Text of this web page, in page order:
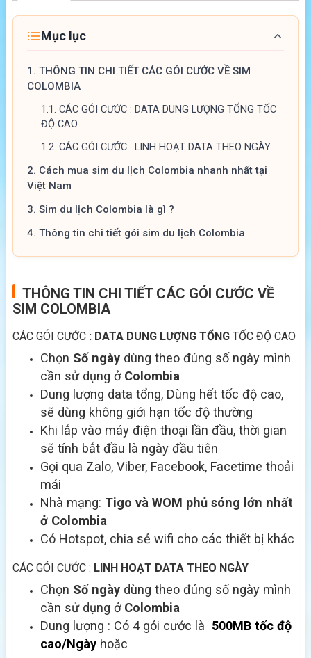
Mục lục
1. THÔNG TIN CHI TIẾT CÁC GÓI CƯỚC VỀ SIM
COLOMBIA
1.1. CÁC GÓI CƯỚC : DATA DUNG LƯỢNG TỔNG TỐC
ĐỘ CAO
1.2. CÁC GÓI CƯỚC : LINH HOẠT DATA THEO NGÀY
2. Cách mua sim du lịch Colombia nhanh nhất tại
Việt Nam
3. Sim du lịch Colombia là gì ?
4. Thông tin chi tiết gói sim du lịch Colombia
THÔNG TIN CHI TIẾT CÁC GÓI CƯỚC VỀ
SIM COLOMBIA
CÁC GÓI CƯỚC : DATA DUNG LƯỢNG TỔNG TỐC ĐỘ CAO
Chọn Số ngày dùng theo đúng số ngày mình
cần sử dụng ở Colombia
Dung lượng data tổng, Dùng hết tốc độ cao,
sẽ dùng không giới hạn tốc độ thường
Khi lắp vào máy điện thoại lần đầu, thời gian
sẽ tính bắt đầu là ngày đầu tiên
Gọi qua Zalo, Viber, Facebook, Facetime thoải
mái
Nhà mạng: Tigo và WOM phủ sóng lớn nhất
ở Colombia
Có Hotspot, chia sẻ wifi cho các thiết bị khác
CÁC GÓI CƯỚC : LINH HOẠT DATA THEO NGÀY
Chọn Số ngày dùng theo đúng số ngày mình
cần sử dụng ở Colombia
Dung lượng : Có 4 gói cước là 500MB tốc độ
cao/Ngày hoặc